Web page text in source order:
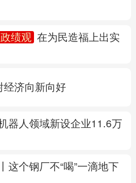
Français عربى 绩观
在为民造福上出实
经济向新向好
器人领域新设企业11.6万
这个钢厂不“喝”一滴地下